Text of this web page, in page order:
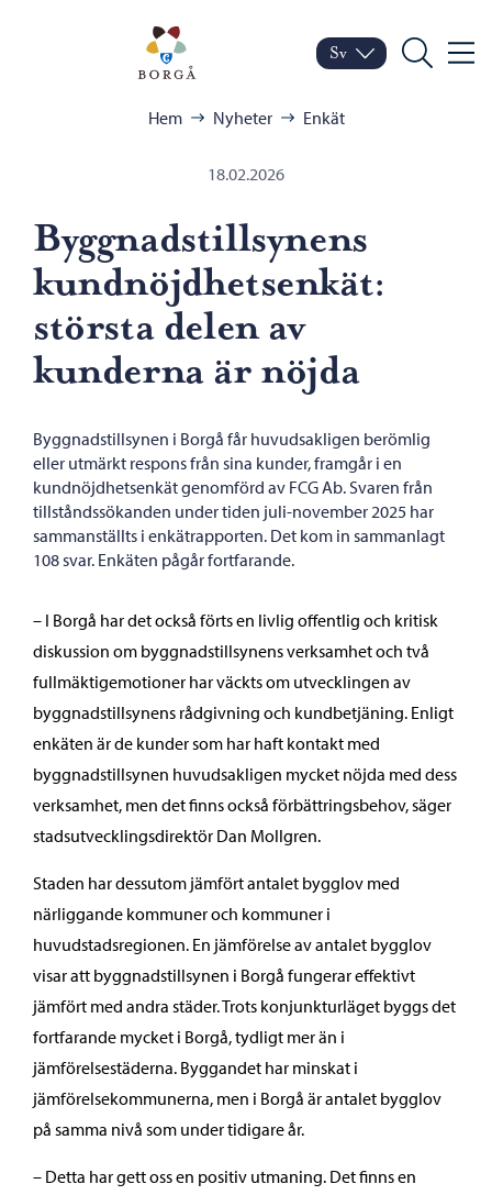
Porvoo – Gå till
Byt språk
Nuvarande språk:
Sv
Sök Meny
Hem Nyheter Enkät
18.02.2026
Byggnadstillsynens
kundnöjdhetsenkät:
största delen av
kunderna är nöjda
Byggnadstillsynen i Borgå får huvudsakligen berömlig
eller utmärkt respons från sina kunder, framgår i en
kundnöjdhetsenkät genomförd av FCG Ab. Svaren från
tillståndssökanden under tiden juli-november 2025 har
sammanställts i enkätrapporten. Det kom in sammanlagt
108 svar. Enkäten pågår fortfarande.
– I Borgå har det också förts en livlig offentlig och kritisk
diskussion om byggnadstillsynens verksamhet och två
fullmäktigemotioner har väckts om utvecklingen av
byggnadstillsynens rådgivning och kundbetjäning. Enligt
enkäten är de kunder som har haft kontakt med
byggnadstillsynen huvudsakligen mycket nöjda med dess
verksamhet, men det finns också förbättringsbehov, säger
stadsutvecklingsdirektör Dan Mollgren.
Staden har dessutom jämfört antalet bygglov med
närliggande kommuner och kommuner i
huvudstadsregionen. En jämförelse av antalet bygglov
visar att byggnadstillsynen i Borgå fungerar effektivt
jämfört med andra städer. Trots konjunkturläget byggs det
fortfarande mycket i Borgå, tydligt mer än i
jämförelsestäderna. Byggandet har minskat i
jämförelsekommunerna, men i Borgå är antalet bygglov
på samma nivå som under tidigare år.
– Detta har gett oss en positiv utmaning. Det finns en